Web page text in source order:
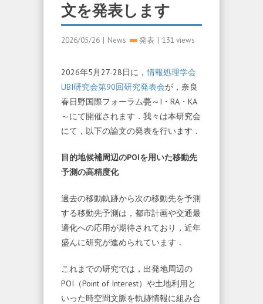
文を発表します
2026/05/26 | News 発表 | 131 views
2026年5月27-28日に，情報処理学会
UBI研究会第90回研究発表会が，奈良
春日野国際フォーラム甍～I・RA・KA
～にて開催されます．我々は本研究会
にて，以下の論文の発表を行います．
目的地候補周辺のPOIを用いた移動先
予測の高精度化
過去の移動軌跡から次の移動先を予測
する移動先予測は，都市計画や交通最
適化への応用が期待されており，近年
盛んに研究が進められています．
これまでの研究では，出発地周辺の
POI（Point of Interest）や土地利用と
いった時空間文脈を軌跡情報に組み合